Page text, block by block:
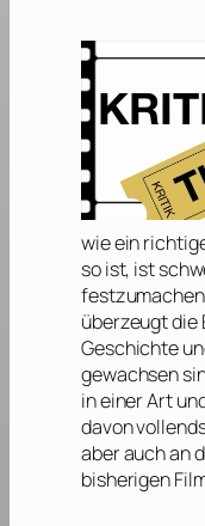
wie ein
so ist, ist
überzeugt die
Geschichte
gewachsen
in einer Art
davon
aber auch an
bisherigen